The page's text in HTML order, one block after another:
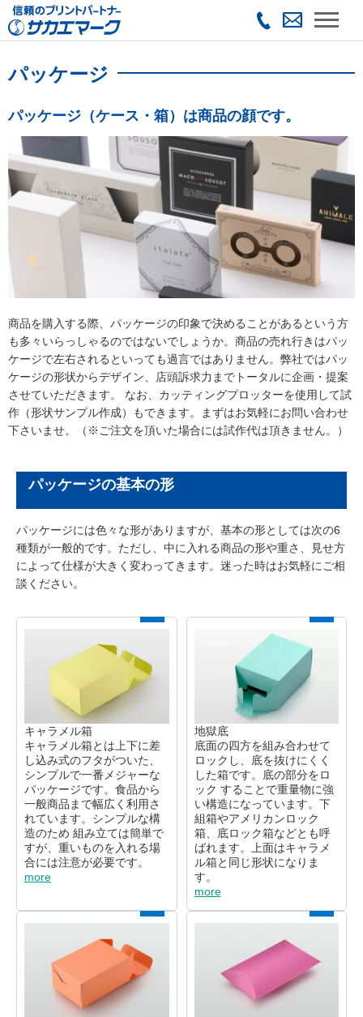
パッケージ
パッケージ（ケース・箱）は商品の顔です。
商品を購入する際、パッケージの印象で決めることがあるという方
も多々いらっしゃるのではないでしょうか。商品の売れ行きはパッ
ケージで左右されるといっても過言ではありません。弊社ではパッ
ケージの形状からデザイン、店頭訴求力までトータルに企画・提案
させていただきます。 なお、カッティングプロッターを使用して試
作（形状サンプル作成）もできます。まずはお気軽にお問い合わせ
下さいませ。（※ご注文を頂いた場合には試作代は頂きません。）
パッケージの基本の形
パッケージには色々な形がありますが、基本の形としては次の6
種類が一般的です。ただし、中に入れる商品の形や重さ、見せ方
によって仕様が大きく変わってきます。迷った時はお気軽にご相
談ください。
キャラメル箱
キャラメル箱とは上下に差
し込み式のフタがついた、
シンプルで一番メジャーな
パッケージです。食品から
一般商品まで幅広く利用さ
れています。シンプルな構
造のため 組み立ては簡単で
すが、重いものを入れる場
合には注意が必要です。
more
地獄底
底面の四方を組み合わせて
ロックし、底を抜けにくく
した箱です。底の部分をロ
ック することで重量物に強
い構造になっています。下
組箱やアメリカンロック
箱、底ロック箱などとも呼
ばれます。上面はキャラメ
ル箱と同じ形状になりま
す。
more